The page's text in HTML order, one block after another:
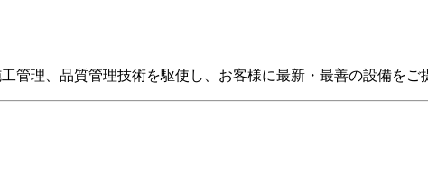
管理、品質管理技術を駆使し、お客様に最新・最善の設備をご